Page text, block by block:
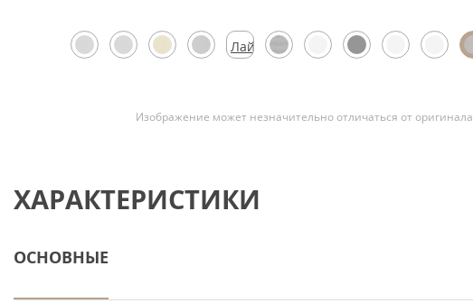
Лайтмокко
Изображение может незначительно отличаться от оригинала
ХАРАКТЕРИСТИКИ
ОСНОВНЫЕ